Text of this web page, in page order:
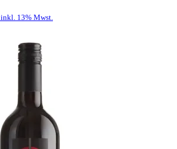
inkl. 13% Mwst.